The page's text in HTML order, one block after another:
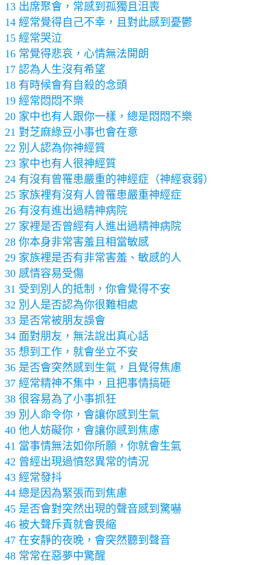
13 出席聚會，常感到孤獨且沮喪
14 經常覺得自己不幸，且對此感到憂鬱
15 經常哭泣
16 常覺得悲哀，心情無法開朗
17 認為人生沒有希望
18 有時候會有自殺的念頭
19 經常悶悶不樂
20 家中也有人跟你一樣，總是悶悶不樂
21 對芝麻綠豆小事也會在意
22 別人認為你神經質
23 家中也有人很神經質
24 有沒有曾罹患嚴重的神經症（神經衰弱）
25 家族裡有沒有人曾罹患嚴重神經症
26 有沒有進出過精神病院
27 家裡是否曾經有人進出過精神病院
28 你本身非常害羞且相當敏感
29 家族裡是否有非常害羞、敏感的人
30 感情容易受傷
31 受到別人的抵制，你會覺得不安
32 別人是否認為你很難相處
33 是否常被朋友誤會
34 面對朋友，無法說出真心話
35 想到工作，就會坐立不安
36 是否會突然感到生氣，且覺得焦慮
37 經常精神不集中，且把事情搞砸
38 很容易為了小事抓狂
39 別人命令你，會讓你感到生氣
40 他人妨礙你，會讓你感到焦慮
41 當事情無法如你所願，你就會生氣
42 曾經出現過憤怒異常的情況
43 經常發抖
44 總是因為緊張而到焦慮
45 是否會對突然出現的聲音感到驚嚇
46 被大聲斥責就會畏縮
47 在安靜的夜晚，會突然聽到聲音
48 常常在惡夢中驚醒